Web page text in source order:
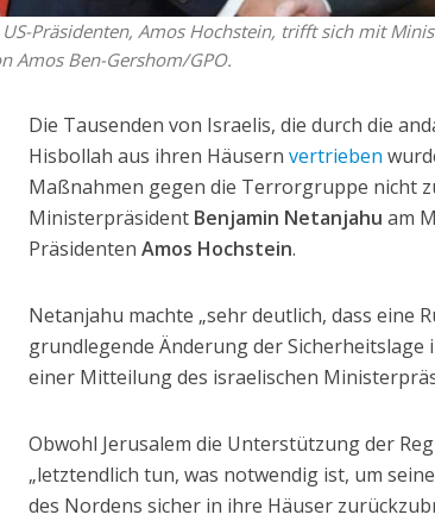
Präsidenten, Amos Hochstein, trifft sich mit
Amos Ben-Gershom/GPO.
Die Tausenden von Israelis, die durch die
Hisbollah aus ihren Häusernvertrieben
Maßnahmen gegen die Terrorgruppe nicht
Ministerpräsident Benjamin Netanjahu am
PräsidentenAmos Hochstein.
Netanjahu machte „sehr deutlich, dass eine
grundlegende Änderung der
einer Mitteilung des israelischen
Obwohl Jerusalem die Unterstützung der
„letztendlich tun, was notwendig ist, um
des Nordens sicher in ihre Häuser